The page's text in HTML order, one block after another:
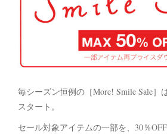
毎シーズン恒例の［More! Smile Sale］
スタート。
セール対象アイテムの一部を、30％